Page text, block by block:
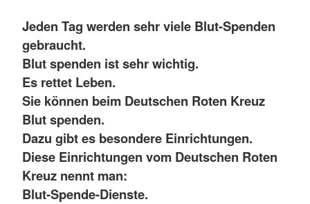
Jeden Tag werden sehr viele Blut-Spenden
gebraucht.
Blut spenden ist sehr wichtig.
Es rettet Leben.
Sie können beim Deutschen Roten Kreuz
Blut spenden.
Dazu gibt es besondere Einrichtungen.
Diese Einrichtungen vom Deutschen Roten
Kreuz nennt man:
Blut-Spende-Dienste.